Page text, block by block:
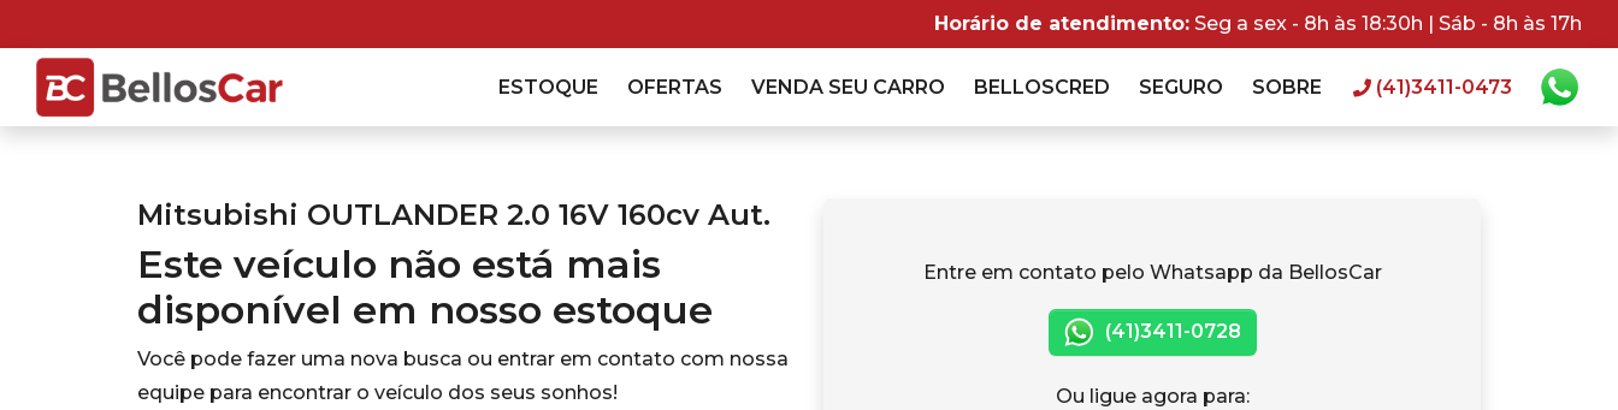
Horário de atendimento: Seg a sex - 8h às 18:30h | Sáb - 8h às 17h
ESTOQUE OFERTAS VENDA SEU CARRO BELLOSCRED SEGURO SOBRE (41)3411-0473
Mitsubishi OUTLANDER 2.0 16V 160cv Aut.
Este veículo não está mais
disponível em nosso estoque
Você pode fazer uma nova busca ou entrar em contato com nossa
equipe para encontrar o veículo dos seus sonhos!
Entre em contato pelo Whatsapp da BellosCar
(41)3411-0728
Ou ligue agora para: